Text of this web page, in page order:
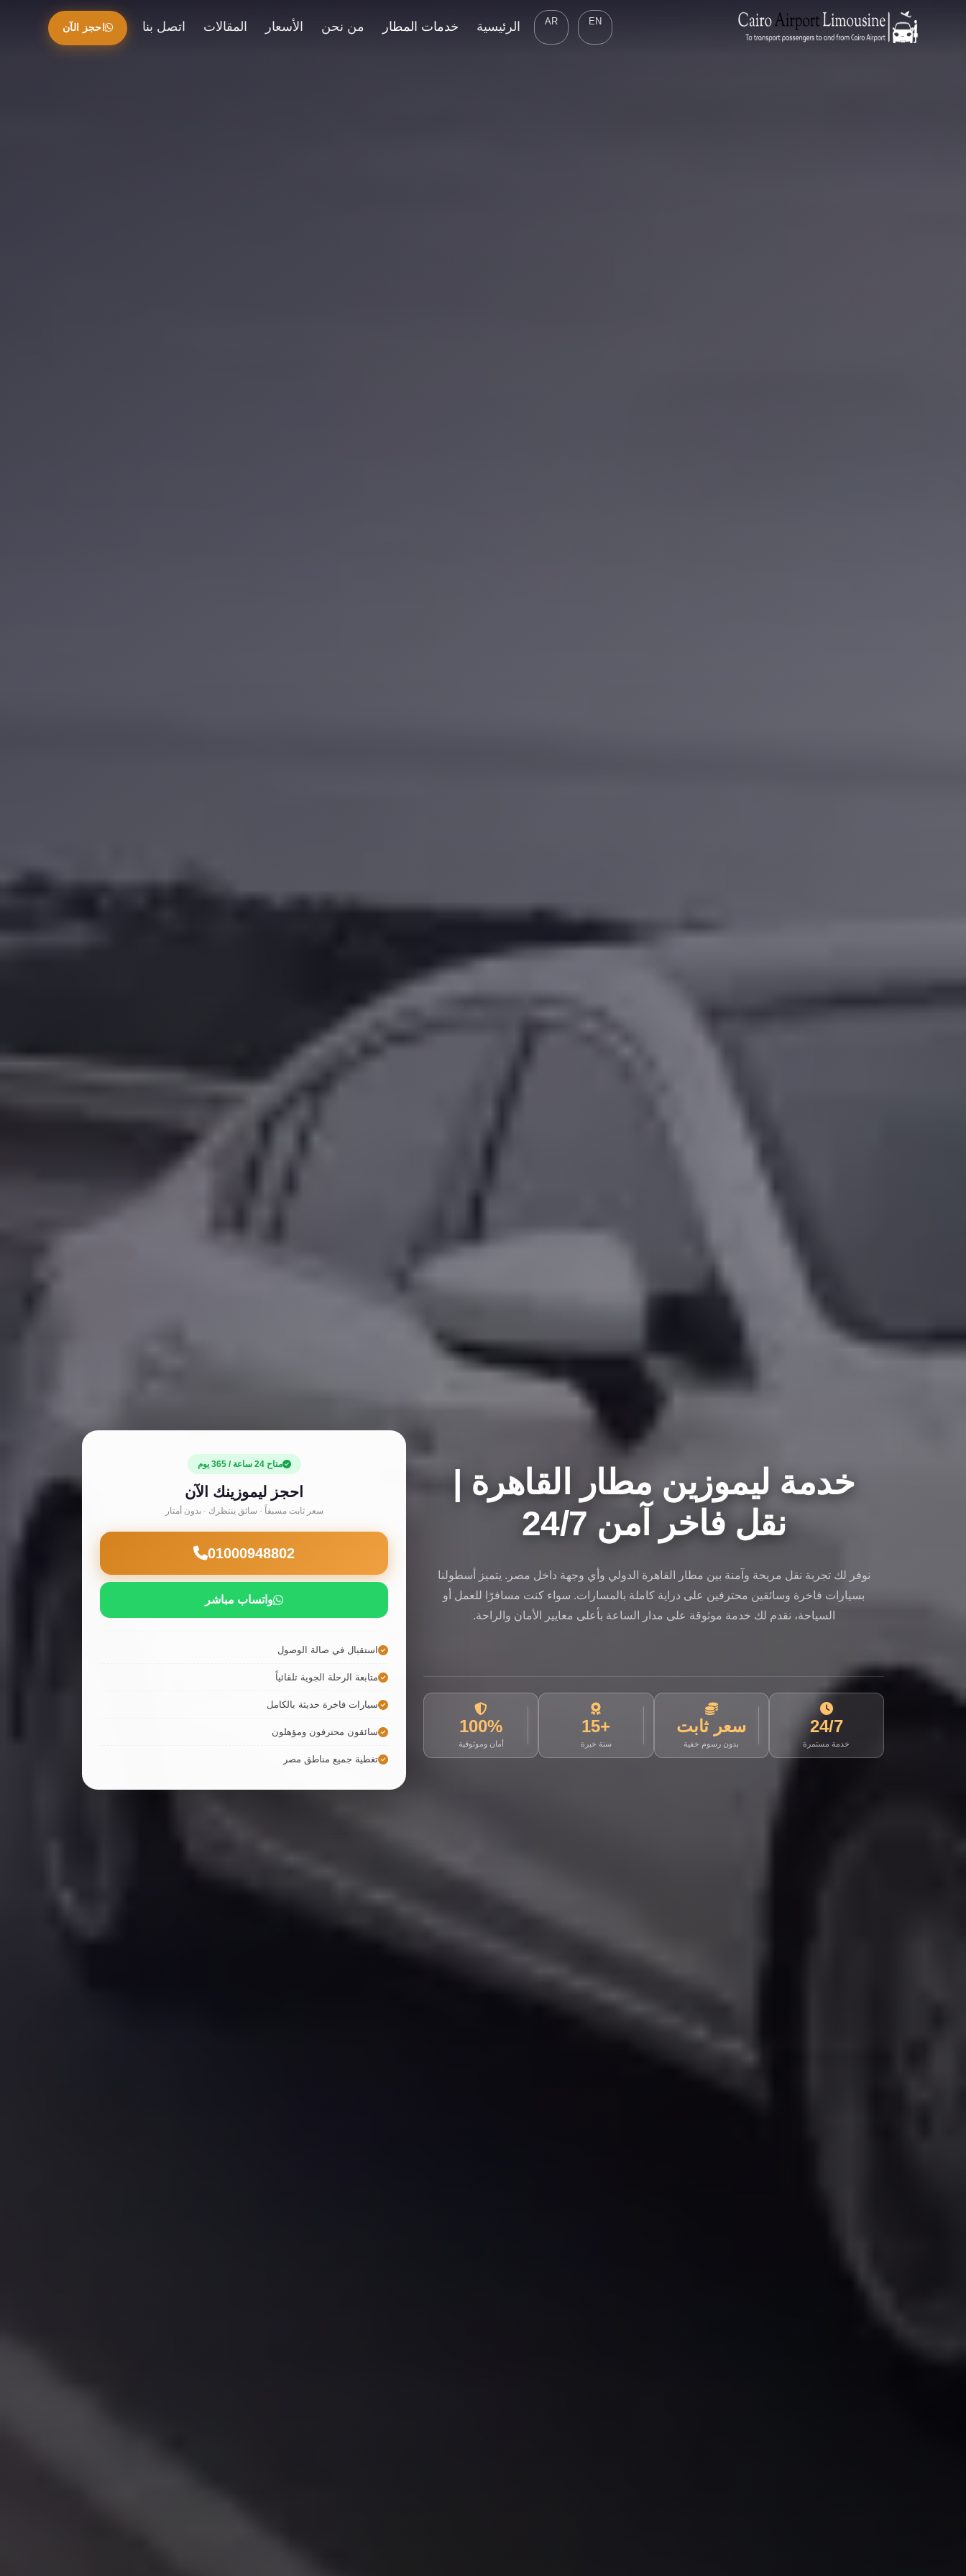
EN
AR الرئيسية خدمات المطار من نحن الأسعار المقالات اتصل بنا احجز الآن
خدمة ليموزين مطار القاهرة |
نقل فاخر آمن 24/7
نوفر لك تجربة نقل مريحة وآمنة بين مطار القاهرة الدولي وأي وجهة داخل مصر. يتميز أسطولنا
بسيارات فاخرة وسائقين محترفين على دراية كاملة بالمسارات. سواء كنت مسافرًا للعمل أو
السياحة، نقدم لك خدمة موثوقة على مدار الساعة بأعلى معايير الأمان والراحة.
24/7
خدمة مستمرة
سعر ثابت
بدون رسوم خفية
+15
سنة خبرة
100%
أمان وموثوقية
متاح 24 ساعة / 365 يوم
احجز ليموزينك الآن
سعر ثابت مسبقاً · سائق ينتظرك · بدون أمتار
01000948802
واتساب مباشر
استقبال في صالة الوصول
متابعة الرحلة الجوية تلقائياً
سيارات فاخرة حديثة بالكامل
سائقون محترفون ومؤهلون
تغطية جميع مناطق مصر